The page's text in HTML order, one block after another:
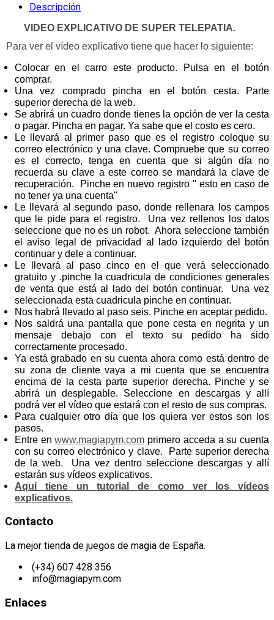
Descripción
VIDEO EXPLICATIVO DE SUPER TELEPATIA.
Para ver el vídeo explicativo tiene que hacer lo siguiente:
Colocar en el carro este producto. Pulsa en el botón
comprar.
Una vez comprado pincha en el botón cesta. Parte
superior derecha de la web.
Se abrirá un cuadro donde tienes la opción de ver la cesta
o pagar. Pincha en pagar. Ya sabe que el costo es cero.
Le llevará al primer paso que es el registro coloque su
correo electrónico y una clave. Compruebe que su correo
es el correcto, tenga en cuenta que si algún día no
recuerda su clave a este correo se mandará la clave de
recuperación. Pinche en nuevo registro " esto en caso de
no tener ya una cuenta"
Le llevará al segundo paso, donde rellenara los campos
que le pide para el registro. Una vez rellenos los datos
seleccione que no es un robot. Ahora seleccione también
el aviso legal de privacidad al lado izquierdo del botón
continuar y dele a continuar.
Le llevará al paso cinco en el que verá seleccionado
gratuito y .pinche la cuadricula de condiciones generales
de venta que está al lado del botón continuar. Una vez
seleccionada esta cuadricula pinche en continuar.
Nos habrá llevado al paso seis. Pinche en aceptar pedido.
Nos saldrá una pantalla que pone cesta en negrita y un
mensaje debajo con el texto su pedido ha sido
correctamente procesado.
Ya está grabado en su cuenta ahora como está dentro de
su zona de cliente vaya a mi cuenta que se encuentra
encima de la cesta parte superior derecha. Pinche y se
abrirá un desplegable. Seleccione en descargas y allí
podrá ver el vídeo que estará con el resto de sus compras.
Para cualquier otro día que los quiera ver estos son los
pasos.
Entre enwww.magiapym.com primero acceda a su cuenta
con su correo electrónico y clave. Parte superior derecha
de la web. Una vez dentro seleccione descargas y allí
estarán sus vídeos explicativos.
Aquí tiene un tutorial de como ver los vídeos
explicativos.
Contacto
La mejor tienda de juegos de magia de España.
(+34) 607 428 356
info@magiapym.com
Enlaces